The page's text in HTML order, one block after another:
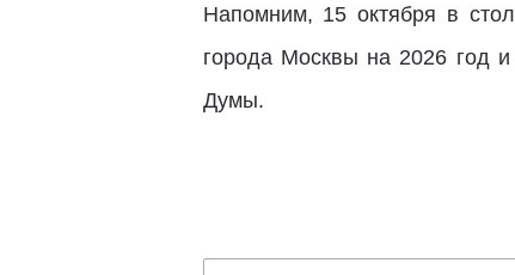
Напомним, 15 октября в
города Москвы на 2026 год
Думы.